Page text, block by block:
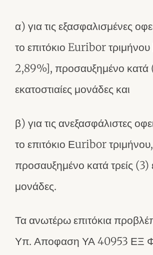
α) για τις εξασφαλισμένες
το επιτόκιο Euribor
2,89%], προσαυξημένο κατά
εκατοστιαίες μονάδες και
β) για τις ανεξασφάλιστες
το επιτόκιο Εuribor τριμήνου,
προσαυξημένο κατά τρείς (3)
μονάδες.
Τα ανωτέρω επιτόκια
Υπ. Αποφαση ΥΑ 40953 ΕΞ